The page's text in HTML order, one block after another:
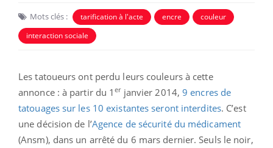
Mots clés : tarification à l'acte encre
couleur
interaction sociale
Les tatoueurs ont perdu leurs couleurs à cette
annonce : à partir du 1erjanvier 2014,9 encres de
tatouages sur les 10 existantes seront interdites. C’est
une décision de l’Agence de sécurité du médicament
(Ansm), dans un arrêté du 6 mars dernier. Seuls le noir,